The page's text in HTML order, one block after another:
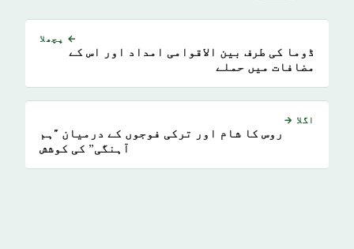
← پچھلا
ڈوما کی طرف بین الاقوامی امداد اور اس کے
مضافات میں حملے
اگلا →
روس کا شام اور ترکی فوجوں کے درمیان "ہم
آہنگی” کی کوشش